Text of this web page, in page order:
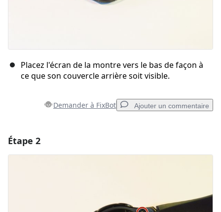
Placez l'écran de la montre vers le bas de façon à
ce que son couvercle arrière soit visible.
Demander à FixBot Ajouter un commentaire
Annuler Publier un commentaire
Étape 2